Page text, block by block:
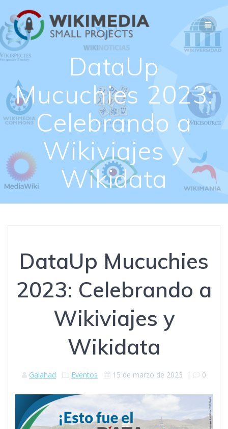
al
contenido
DataUp
Mucuchies 2023:
Celebrando a
Wikiviajes y
Wikidata
DataUp Mucuchies
2023: Celebrando a
Wikiviajes y
Wikidata
Galahad Eventos 15 de marzo de 2023 | 0